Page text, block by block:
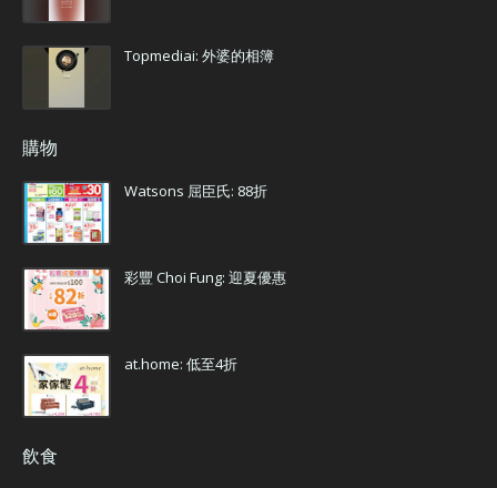
Topmediai: 外婆的相簿
購物
Watsons 屈臣氏: 88折
彩豐 Choi Fung: 迎夏優惠
at.home: 低至4折
飲食